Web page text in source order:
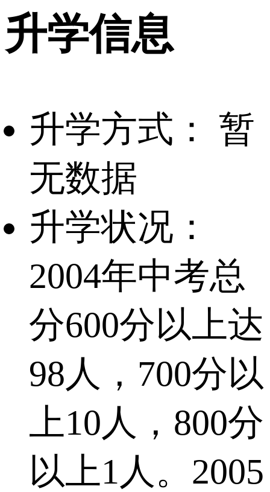
升学信息
升学方式：
暂
无数据
升学状况：
2004年中考总
分600分以上达
98人，700分以
上10人，800分
以上1人。2005